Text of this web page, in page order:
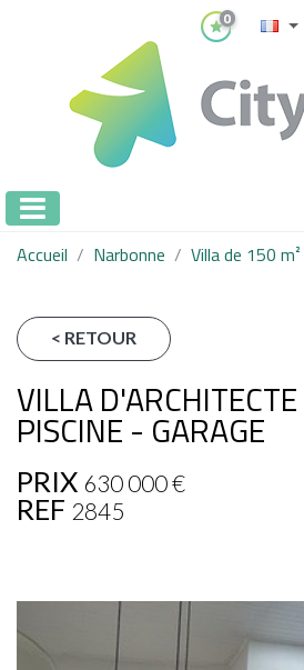
0
Accueil Narbonne Villa de 150
< RETOUR
VILLA
PISCINE - GARAGE
PRIX 630 000€
REF 2845